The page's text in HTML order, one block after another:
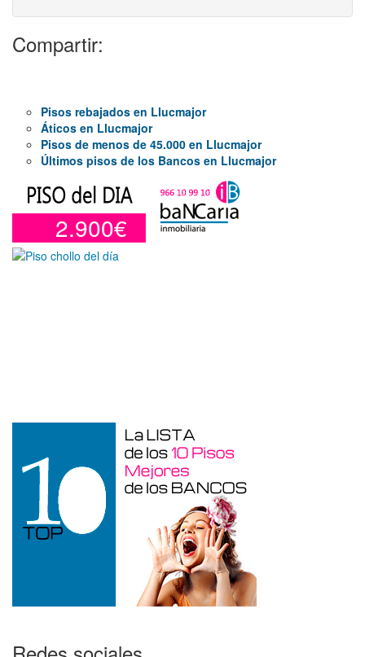
Compartir:
Pisos rebajados en Llucmajor
Áticos en Llucmajor
Pisos de menos de 45.000 en Llucmajor
Últimos pisos de los Bancos en Llucmajor
2.900€